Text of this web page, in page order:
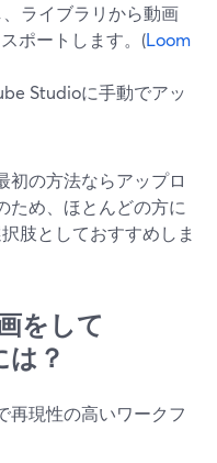
ライブラリから動画
ポートします。(Loom
Studioに手動でアッ
初の方法ならアップロ
ため、ほとんどの方に
肢としておすすめしま
をして
は？
再現性の高いワークフ